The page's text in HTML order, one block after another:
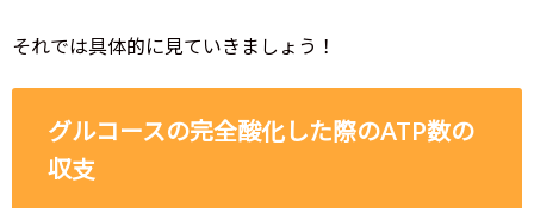
それでは具体的に見ていきましょう！
グルコースの完全酸化した際のATP数の
収支